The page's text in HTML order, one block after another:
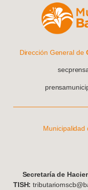
Dirección General de
Municipalidad
Secretaría de
TISH: